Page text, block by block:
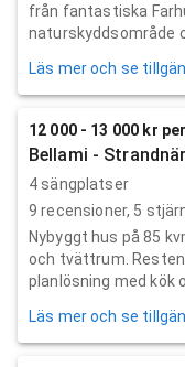
från fantastiska
naturskyddsområde
Läs mer och se
12 000 - 13 000 kr
Bellami -
4 sängplatser
9 recensioner, 5
Nybyggt hus på 85
och tvättrum.
planlösning med kök
Läs mer och se